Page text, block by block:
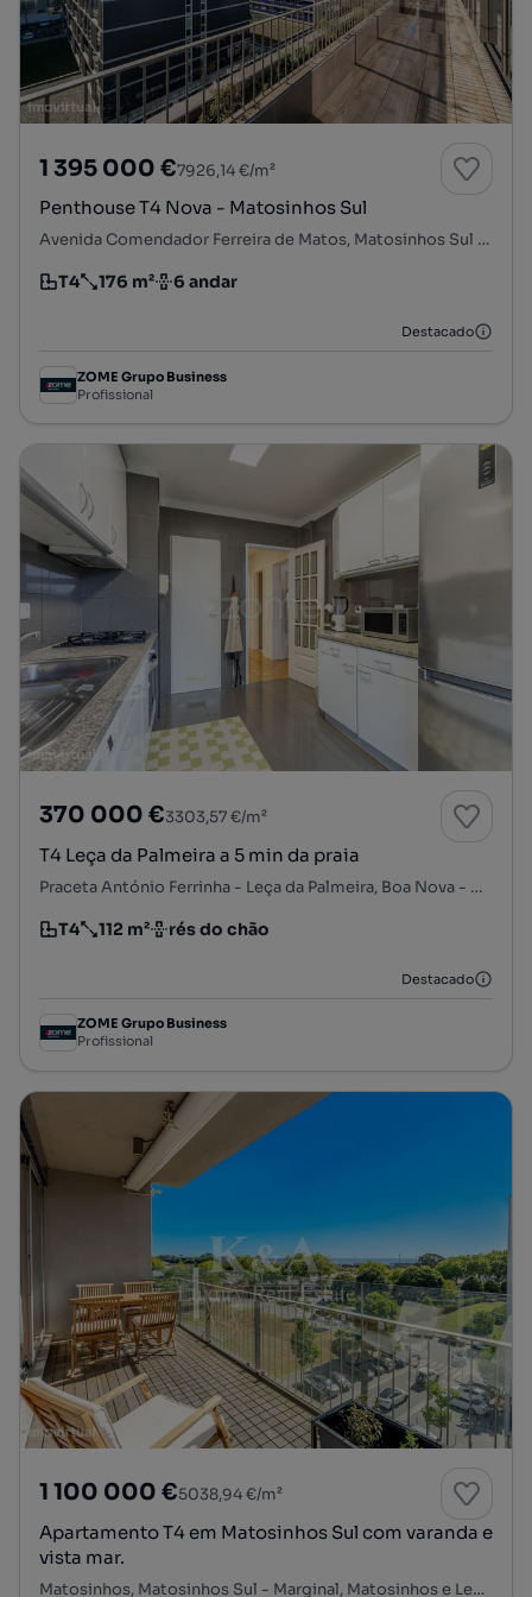
1 395 000 €7926,14 €/m²
Penthouse T4 Nova - Matosinhos Sul
Avenida Comendador Ferreira de Matos, Matosinhos Sul - Marginal, Matosinhos e Leça da Palmeira, Matosinhos, Porto
Tipologia
T4
Preço por metro quadrado
176 m²
Andar 6 andar
Destacado
ZOME Grupo Business
Profissional
370 000 €3303,57 €/m²
T4 Leça da Palmeira a 5 min da praia
Praceta António Ferrinha - Leça da Palmeira, Boa Nova - Cohaemato - Sardoal, Matosinhos e Leça da Palmeira, Matosinhos, Porto
Tipologia
T4
Preço por metro quadrado
112 m²
Andar rés do chão
Destacado
ZOME Grupo Business
Profissional
1 100 000 €5038,94 €/m²
Apartamento T4 em Matosinhos Sul com varanda e
vista mar.
Matosinhos, Matosinhos Sul - Marginal, Matosinhos e Leça da Palmeira, Matosinhos, Porto